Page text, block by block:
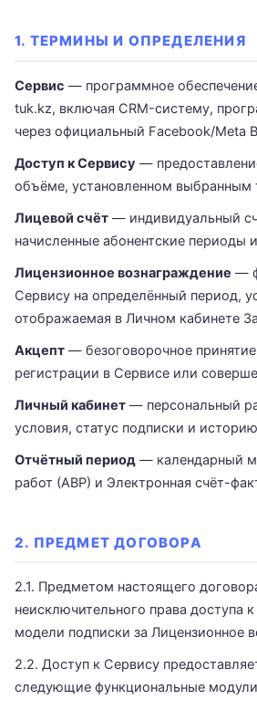
1. ТЕРМИНЫ И ОПРЕДЕЛЕНИЯ
Сервис — программное
tuk.kz, включая CRM-систему,
через официальный Facebook/Meta
Доступ к Сервису —
объёме, установленном выбранным
Лицевой счёт — индивидуальный
начисленные абонентские периоды
Лицензионное вознаграждение —
Сервису на определённый период,
отображаемая в Личном кабинете
Акцепт — безоговорочное
регистрации в Сервисе или
Личный кабинет — персональный
условия, статус подписки и
Отчётный период — календарный
работ (АВР) и Электронная счёт-
2. ПРЕДМЕТ ДОГОВОРА
2.1. Предметом настоящего
неисключительного права доступа
модели подписки за Лицензионное
2.2. Доступ к Сервису
следующие функциональные